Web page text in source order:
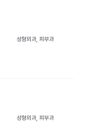
성형외과, 피부과
성형외과, 피부과